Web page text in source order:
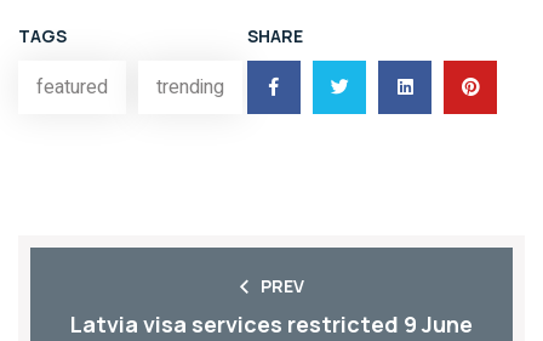
TAGS
featured trending
SHARE
PREV
Latvia visa services restricted 9 June